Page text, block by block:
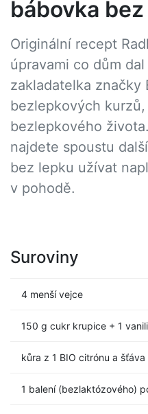
bábovka
Originální recept
úpravami co dům
zakladatelka značky
bezlepkových
bezlepkového
najdete spoustu
bez lepku užívat
v pohodě.
Suroviny
4 menší vejce
150 g cukr krupice + 1
kůra z 1 BIO citrónu a
1 balení (bezlaktózového)